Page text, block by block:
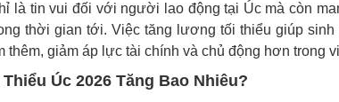
là tin vui đối với người lao động tại Úc mà còn
thời gian tới. Việc tăng lương tối thiểu giúp
thêm, giảm áp lực tài chính và chủ động hơn trong
Úc 2026 Tăng Bao Nhiêu?